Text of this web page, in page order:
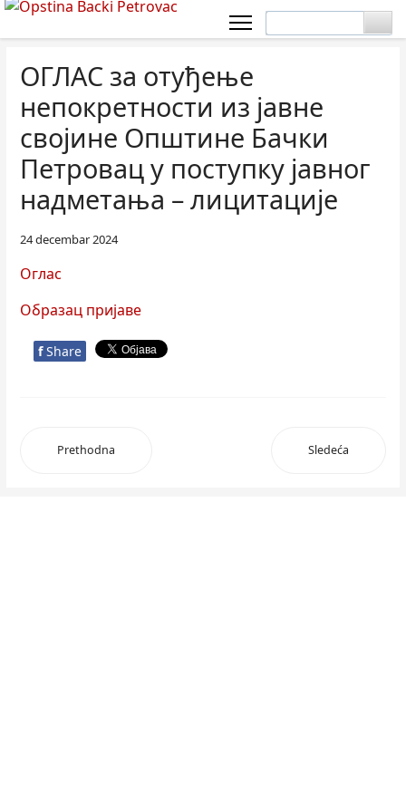
ОГЛАС за отуђење
непокретности из јавне
својине Општине Бачки
Петровац у поступку јавног
надметања – лицитације
24 decembar 2024
Оглас
Образац пријаве
f Share
Prethodna Sledeća